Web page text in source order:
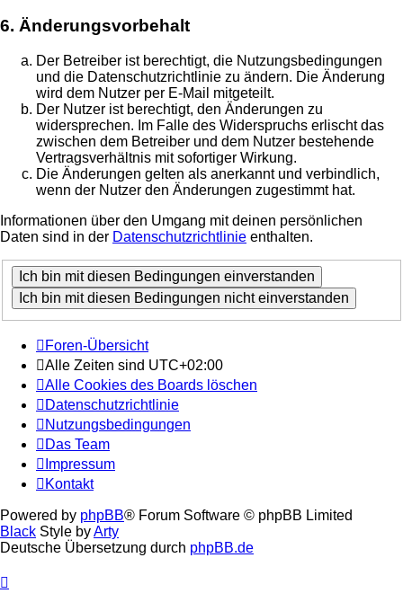
6. Änderungsvorbehalt
Der Betreiber ist berechtigt, die Nutzungsbedingungen
und die Datenschutzrichtlinie zu ändern. Die Änderung
wird dem Nutzer per E-Mail mitgeteilt.
Der Nutzer ist berechtigt, den Änderungen zu
widersprechen. Im Falle des Widerspruchs erlischt das
zwischen dem Betreiber und dem Nutzer bestehende
Vertragsverhältnis mit sofortiger Wirkung.
Die Änderungen gelten als anerkannt und verbindlich,
wenn der Nutzer den Änderungen zugestimmt hat.
Informationen über den Umgang mit deinen persönlichen
Daten sind in der Datenschutzrichtlinie enthalten.
Foren-Übersicht
Alle Zeiten sind UTC+02:00
Alle Cookies des Boards löschen
Datenschutzrichtlinie
Nutzungsbedingungen
Das Team
Impressum
Kontakt
Powered by phpBB® Forum Software © phpBB Limited
Black Style byArty
Deutsche Übersetzung durch phpBB.de